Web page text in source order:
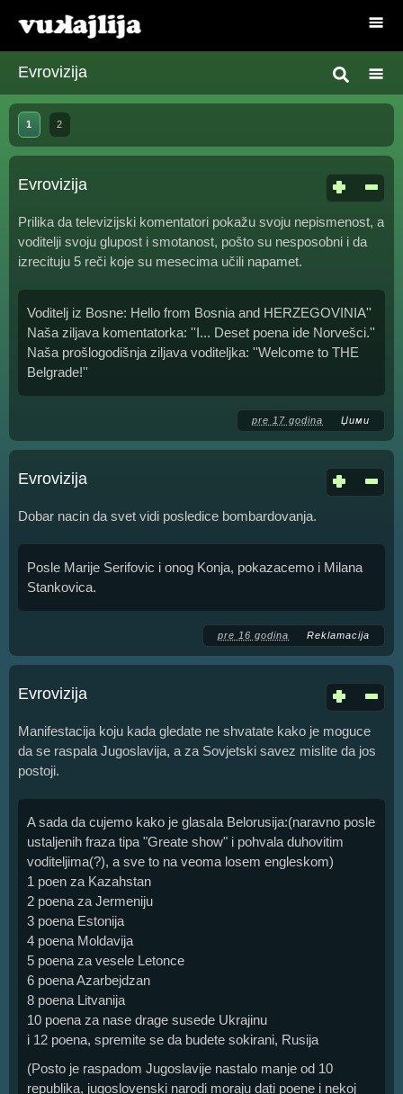
Evrovizija
1 2
Evrovizija
Prilika da televizijski komentatori pokažu svoju nepismenost, a
voditelji svoju glupost i smotanost, pošto su nesposobni i da
izrecituju 5 reči koje su mesecima učili napamet.
Voditelj iz Bosne: Hello from Bosnia and HERZEGOVINIA''
Naša ziljava komentatorka: ''I... Deset poena ide Norvešci.''
Naša prošlogodišnja ziljava voditeljka: ''Welcome to THE
Belgrade!''
pre 17 godina Џими
Evrovizija
Dobar nacin da svet vidi posledice bombardovanja.
Posle Marije Serifovic i onog Konja, pokazacemo i Milana
Stankovica.
pre 16 godina Reklamacija
Evrovizija
Manifestacija koju kada gledate ne shvatate kako je moguce
da se raspala Jugoslavija, a za Sovjetski savez mislite da jos
postoji.
A sada da cujemo kako je glasala Belorusija:(naravno posle
ustaljenih fraza tipa "Greate show" i pohvala duhovitim
voditeljima(?), a sve to na veoma losem engleskom)
1 poen za Kazahstan
2 poena za Jermeniju
3 poena Estonija
4 poena Moldavija
5 poena za vesele Letonce
6 poena Azarbejdzan
8 poena Litvanija
10 poena za nase drage susede Ukrajinu
i 12 poena, spremite se da budete sokirani, Rusija
(Posto je raspadom Jugoslavije nastalo manje od 10
republika, jugoslovenski narodi moraju dati poene i nekoj